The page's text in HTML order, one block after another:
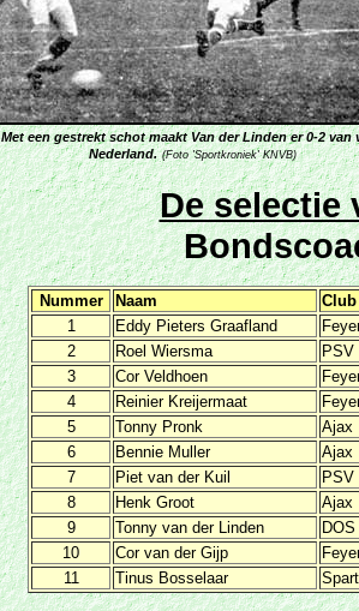
Met een gestrekt schot maakt Van der Linden er 0-2 van
Nederland. (Foto 'Sportkroniek' KNVB)
De selectie
Nummer Naam
Club
1
Eddy Pieters Graafland
2
Roel Wiersma
PSV
3
Cor Veldhoen
4
Reinier Kreijermaat
5
Tonny Pronk
Ajax
6
Bennie Muller
Ajax
7
Piet van der Kuil
PSV
8
Henk Groot
Ajax
9
Tonny van der Linden
DOS
10
Cor van der Gijp
11
Tinus Bosselaar